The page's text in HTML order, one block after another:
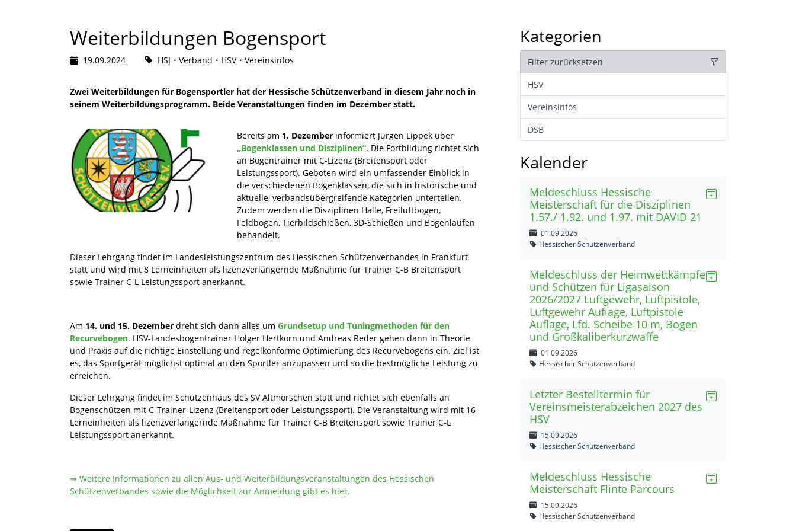
Weiterbildungen Bogensport
19.09.2024 HSJ Verband HSV Vereinsinfos
Zwei Weiterbildungen für Bogensportler hat der Hessische Schützenverband in diesem Jahr noch in
seinem Weiterbildungsprogramm. Beide Veranstaltungen finden im Dezember statt.
Bereits am 1. Dezember informiert Jürgen Lippek über
„Bogenklassen und Disziplinen“. Die Fortbildung richtet sich
an Bogentrainer mit C-Lizenz (Breitensport oder
Leistungssport). Geboten wird ein umfassender Einblick in
die verschiedenen Bogenklassen, die sich in historische und
aktuelle, verbandsübergreifende Kategorien unterteilen.
Zudem werden die Disziplinen Halle, Freiluftbogen,
Feldbogen, Tierbildschießen, 3D-Schießen und Bogenlaufen
behandelt.
Dieser Lehrgang findet im Landesleistungszentrum des Hessischen Schützenverbandes in Frankfurt
statt und wird mit 8 Lerneinheiten als lizenzverlängernde Maßnahme für Trainer C-B Breitensport
sowie Trainer C-L Leistungssport anerkannt.
Am 14. und 15. Dezember dreht sich dann alles um Grundsetup und Tuningmethoden für den
Recurvebogen. HSV-Landesbogentrainer Holger Hertkorn und Andreas Reder gehen dann in Theorie
und Praxis auf die richtige Einstellung und regelkonforme Optimierung des Recurvebogens ein. Ziel ist
es, das Sportgerät möglichst optimal an den Sportler anzupassen und so die bestmögliche Leistung zu
erreichen.
Dieser Lehrgang findet im Schützenhaus des SV Altmorschen statt und richtet sich ebenfalls an
Bogenschützen mit C-Trainer-Lizenz (Breitensport oder Leistungssport). Die Veranstaltung wird mit 16
Lerneinheiten als lizenzverlängernde Maßnahme für Trainer C-B Breitensport sowie Trainer C-L
Leistungssport anerkannt.
⇒ Weitere Informationen zu allen Aus- und Weiterbildungsveranstaltungen des Hessischen
Schützenverbandes sowie die Möglichkeit zur Anmeldung gibt es hier.
Kategorien
Filter zurücksetzen
HSV
Vereinsinfos
DSB
Kalender
Meldeschluss Hessische
Meisterschaft für die Disziplinen
1.57./ 1.92. und 1.97. mit DAVID 21
01.09.2026
Hessischer Schützenverband
Meldeschluss der Heimwettkämpfe
und Schützen für Ligasaison
2026/2027 Luftgewehr, Luftpistole,
Luftgewehr Auflage, Luftpistole
Auflage, Lfd. Scheibe 10 m, Bogen
und Großkaliberkurzwaffe
01.09.2026
Hessischer Schützenverband
Letzter Bestelltermin für
Vereinsmeisterabzeichen 2027 des
HSV
15.09.2026
Hessischer Schützenverband
Meldeschluss Hessische
Meisterschaft Flinte Parcours
15.09.2026
Hessischer Schützenverband